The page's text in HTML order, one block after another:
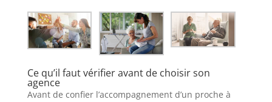
Ce qu’il faut vérifier avant de choisir son
agence
Avant de confier l’accompagnement d’un proche à